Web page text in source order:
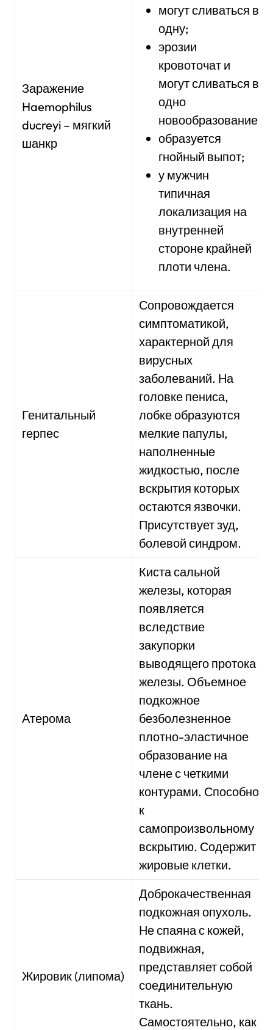
Заражение
Haemophilus
ducreyi – мягкий
шанкр
могут сливаться в
одну;
эрозии
кровоточат и
могут сливаться в
одно
новообразование;
образуется
гнойный выпот;
у мужчин
типичная
локализация на
внутренней
стороне крайней
плоти члена.
Генитальный
герпес
Сопровождается
симптоматикой,
характерной для
вирусных
заболеваний. На
головке пениса,
лобке образуются
мелкие папулы,
наполненные
жидкостью, после
вскрытия которых
остаются язвочки.
Присутствует зуд,
болевой синдром.
Атерома
Киста сальной
железы, которая
появляется
вследствие
закупорки
выводящего протока
железы. Объемное
подкожное
безболезненное
плотно-эластичное
образование на
члене с четкими
контурами. Способно
к
самопроизвольному
вскрытию. Содержит
жировые клетки.
Жировик (липома)
Доброкачественная
подкожная опухоль.
Не спаяна с кожей,
подвижная,
представляет собой
соединительную
ткань.
Самостоятельно, как